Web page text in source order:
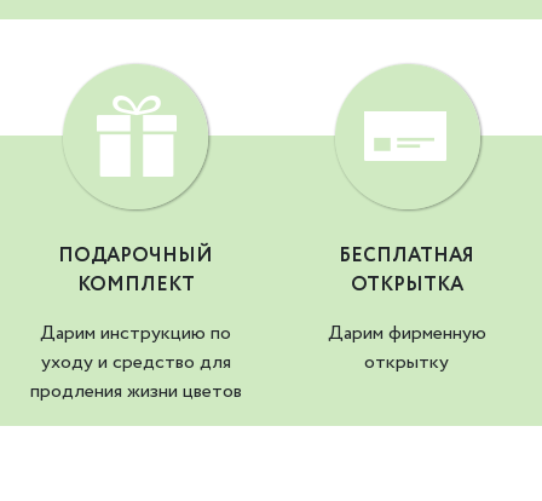
ПОДАРОЧНЫЙ
КОМПЛЕКТ
Дарим инструкцию по
уходу и средство для
продления жизни цветов
БЕСПЛАТНАЯ
ОТКРЫТКА
Дарим фирменную
открытку